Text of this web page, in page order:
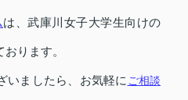
は、武庫川女子大学生向けの
ります。
いましたら、お気軽に ご相談